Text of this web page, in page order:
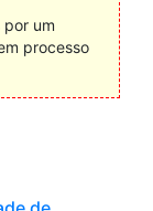
por um
processo